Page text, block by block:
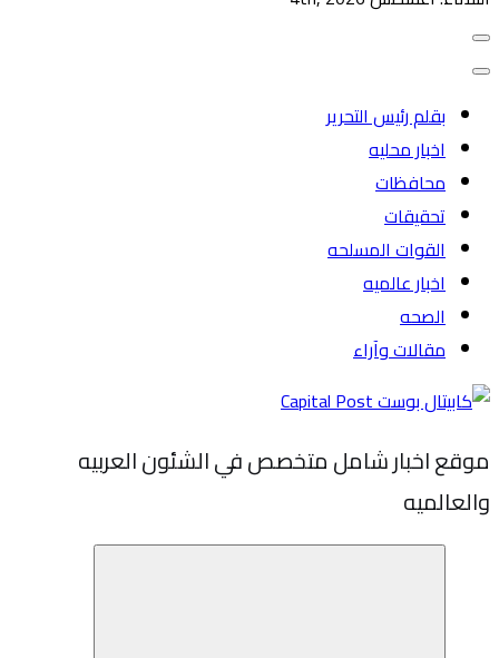
بقلم رئيس التحرير
اخبار محليه
محافظات
تحقيقات
القوات المسلحه
اخبار عالميه
الصحه
مقالات وآراء
موقع اخبار شامل متخصص في الشئون العربيه
والعالميه